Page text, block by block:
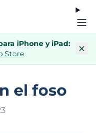
iPhone y iPad:
Store
el foso
3